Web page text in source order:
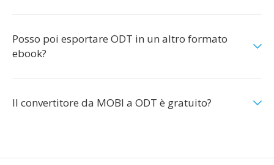
Posso poi esportare ODT in un altro formato
ebook?
Il convertitore da MOBI a ODT è gratuito?